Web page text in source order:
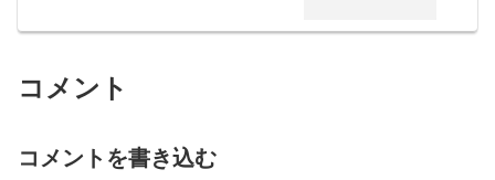
コメント
コメントを書き込む